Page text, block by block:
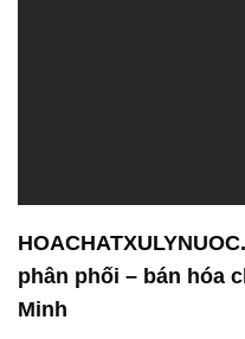
phân phối – bán hóa
Minh